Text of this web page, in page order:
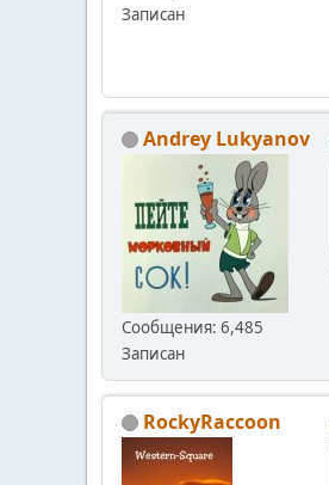
Записан
Andrey Lukyanov
Сообщения: 6,485
Записан
RockyRaccoon